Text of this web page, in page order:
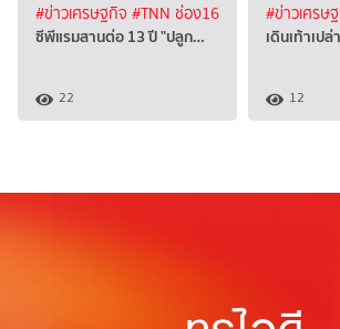
#ข่าวเศรษฐกิจ #TNN ช่อง16
ซีพีแรมสานต่อ 13 ปี "ปลูก…
22
#ข่าวเศรษ
เดินเท้าเป
12